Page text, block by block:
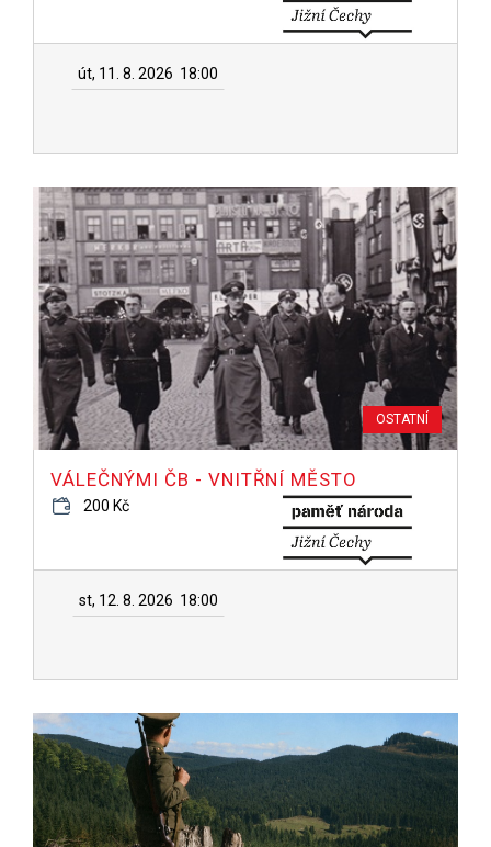
út, 11. 8. 2026 18:00
OSTATNÍ
VÁLEČNÝMI ČB - VNITŘNÍ MĚSTO
200 Kč
st, 12. 8. 2026 18:00